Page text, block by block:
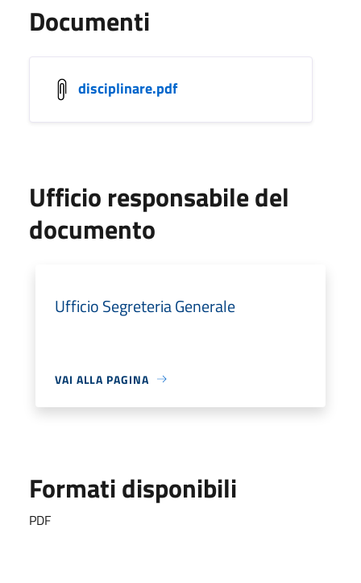
Documenti
disciplinare.pdf
Ufficio responsabile del
documento
Ufficio Segreteria Generale
VAI ALLA PAGINA
Formati disponibili
PDF